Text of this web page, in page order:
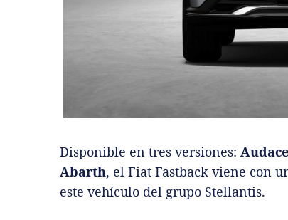
Disponible en tres versiones:
Abarth, el Fiat Fastback viene con
este vehículo del grupo Stellantis.